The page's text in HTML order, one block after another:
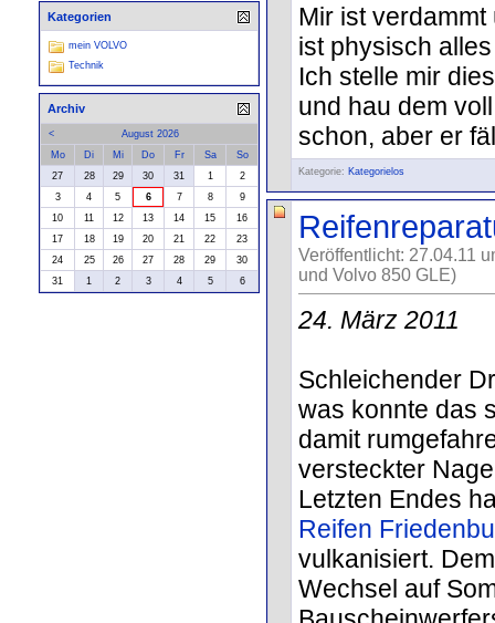
Mir ist
ist physisch
Ich stelle mir
und hau dem
schon, aber er
Kategorie: Kategorielos
Veröffentlicht: 27.04.11
und Volvo 850 GLE)
24. März 2011
Schleichender
was konnte das
damit
versteckter
Letzten Endes
Reifen
vulkanisiert.
Wechsel auf
Kategorien
mein VOLVO
Technik
Archiv
<
August 2026
Mo
Di Mi Do Fr Sa
So
27
28 29 30 31 1
2
3
4 5 6 7 8
9
10
11 12 13 14 15
16
17
18 19 20 21 22
23
24
25 26 27 28 29
30
31
1 2 3 4 5 6